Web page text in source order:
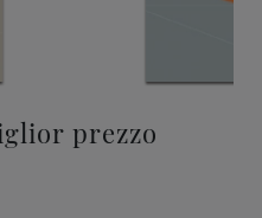
prezzo